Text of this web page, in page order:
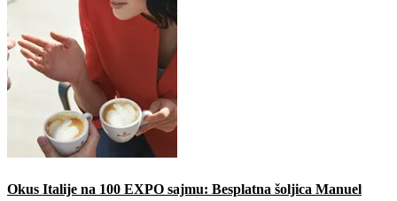
Okus Italije na 100 EXPO sajmu: Besplatna šoljica Manuel